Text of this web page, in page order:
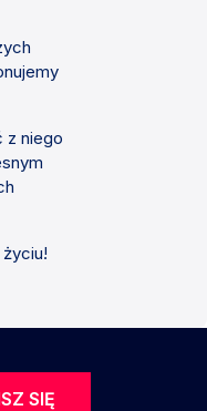
z niego
SIĘ